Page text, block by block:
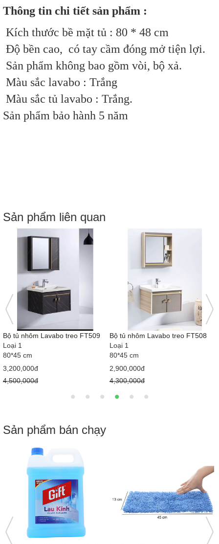
Thông tin chi tiết sản phẩm :
Kích thước bề mặt tủ : 80 * 48 cm
Độ bền cao, có tay cầm đóng mở tiện lợi.
Sản phẩm không bao gồm vòi, bộ xả.
Màu sắc lavabo : Trắng
Màu sắc tủ lavabo : Trắng.
Sản phẩm bảo hành 5 năm
Sản phẩm liên quan
Bộ tủ nhôm Lavabo treo FT509
Loại 1
80*45 cm
3,200,000đ
4,500,000đ
Bộ tủ nhôm Lavabo treo FT508
Loại 1
80*45 cm
2,900,000đ
4,300,000đ
Sản phẩm bán chạy